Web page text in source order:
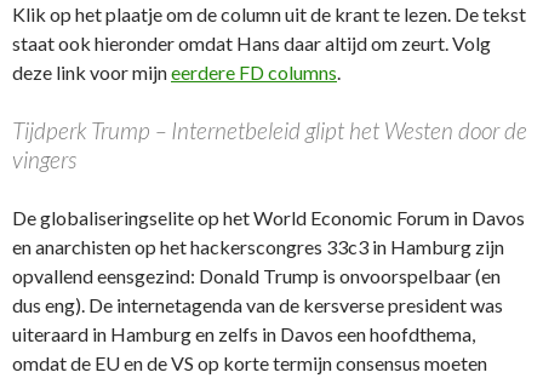
Klik op het plaatje om de column uit de krant te lezen. De tekst
staat ook hieronder omdat Hans daar altijd om zeurt. Volg
deze link voor mijneerdere FD columns.
Tijdperk Trump – Internetbeleid glipt het Westen door de
vingers
De globaliseringselite op het World Economic Forum in Davos
en anarchisten op het hackerscongres 33c3 in Hamburg zijn
opvallend eensgezind: Donald Trump is onvoorspelbaar (en
dus eng). De internetagenda van de kersverse president was
uiteraard in Hamburg en zelfs in Davos een hoofdthema,
omdat de EU en de VS op korte termijn consensus moeten